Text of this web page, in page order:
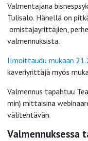
Valmentajana
Tulisalo. Hänellä on
omistajayrittäjien,
valmennuksista.
Ilmoittaudu mukaan
kaveriyrittäjä myös
Valmennus tapahtuu
min) mittaisina
välitehtävän.
Valmennuksessa